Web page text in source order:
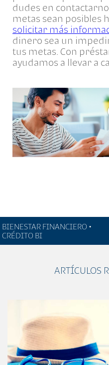
dudes en
metas sean posibles
solicitar más
dinero sea un
tus metas. Con
ayudamos a llevar a
BIENESTAR FINANCIERO •
CRÉDITO BI
ARTÍCULOS